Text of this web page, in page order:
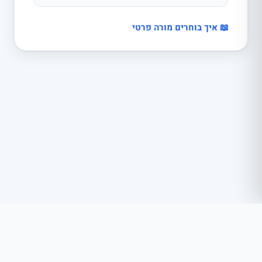
📖 איך בוחרים מורה פרטי